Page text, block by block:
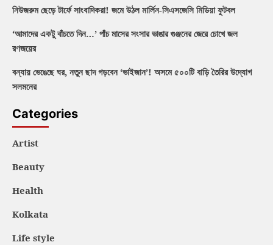
নিউজরুম ছেড়ে টার্ফে সাংবাদিকরা! জমে উঠল মার্লিন-সিএসজেসি মিডিয়া ফুটবল
‘আমাদের একটু বাঁচতে দিন…’ পাঁচ মাসের সংসার ভাঙার গুঞ্জনের জেরে চোখে জল
রণজয়ের
বন্যায় ভেঙেছে ঘর, নতুন ছাদ গড়বেন ‘ভাইজান’! অসমে ৫০০টি বাড়ি তৈরির উদ্যোগ
সলমনের
Categories
Artist
Beauty
Health
Kolkata
Life style